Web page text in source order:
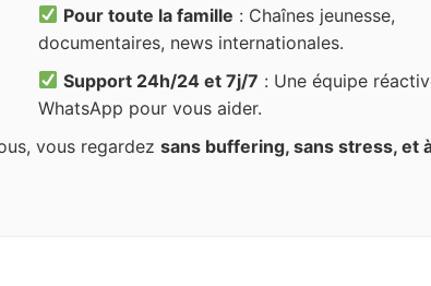
Pour toute la famille : Chaînes jeunesse,
documentaires, news internationales.
Support 24h/24 et 7j/7 : Une équipe
WhatsApp pour vous aider.
vous regardez sans buffering, sans stress, et